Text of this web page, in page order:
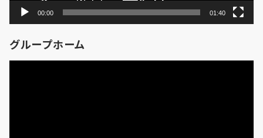
00:00 01:40
グループホーム